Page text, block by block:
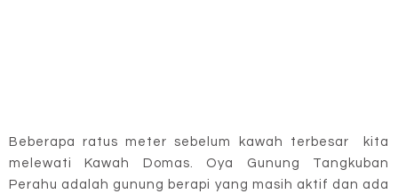
Beberapa ratus meter sebelum kawah terbesar kita
melewati Kawah Domas. Oya Gunung Tangkuban
Perahu adalah gunung berapi yang masih aktif dan ada